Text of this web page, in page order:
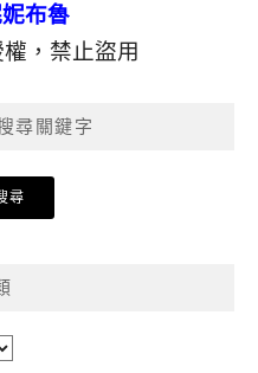
布魯
，禁止盜用
尋關鍵字